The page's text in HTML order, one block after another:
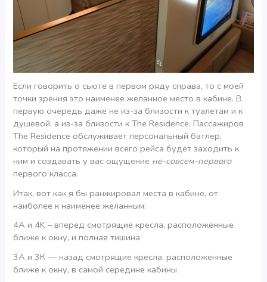
Если говорить о сьюте в первом ряду справа, то с моей
точки зрения это наименее желанное место в кабине. В
первую очередь даже не из-за близости к туалетам и к
душевой, а из-за близости к The Residence. Пассажиров
The Residence обслуживает персональный батлер,
который на протяжении всего рейса будет заходить к
ним и создавать у вас ощущение не-совсем-первого
первого класса.
Итак, вот как я бы ранжировал места в кабине, от
наиболее к наименее желанным:
4A и 4K – вперед смотрящие кресла, расположенные
ближе к окну, и полная тишина
3А и 3К — назад смотрящие кресла, расположенные
ближе к окну, в самой середине кабины